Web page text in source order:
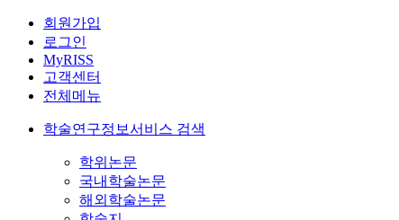
회원가입
로그인
MyRISS
고객센터
전체메뉴
학술연구정보서비스 검색
학위논문
국내학술논문
해외학술논문